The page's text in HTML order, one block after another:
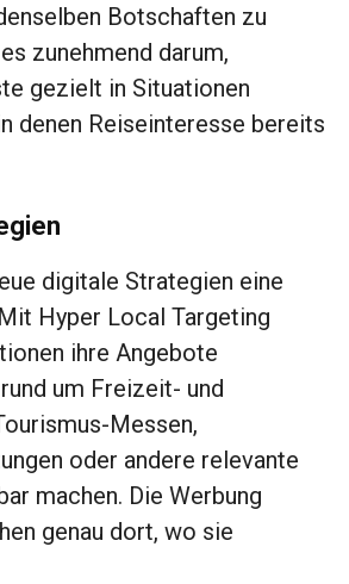
Botschaften zu
zunehmend darum,
gezielt in Situationen
denen Reiseinteresse bereits
digitale Strategien eine
Hyper Local Targeting
ihre Angebote
um Freizeit- und
Messen,
oder andere relevante
machen. Die Werbung
genau dort, wo sie